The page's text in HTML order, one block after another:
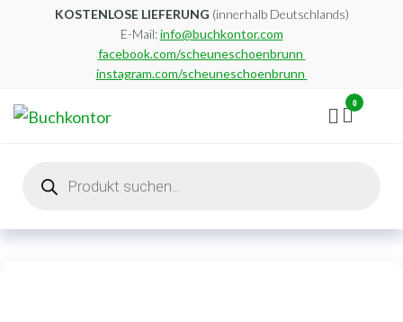
KOSTENLOSE LIEFERUNG (innerhalb Deutschlands)
E-Mail:info@buchkontor.com
facebook.com/scheuneschoenbrunn
instagram.com/scheuneschoenbrunn
0
search